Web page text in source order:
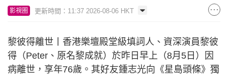
影視圈 更新時間：11:37 2026-08-06 HKT
黎彼得離世丨香港樂壇殿堂級填詞人、資深演員黎彼
得（Peter、原名黎成就）於昨日早上（8月5日）因
病離世，享年76歲。其好友鍾志光向《星島頭條》獨